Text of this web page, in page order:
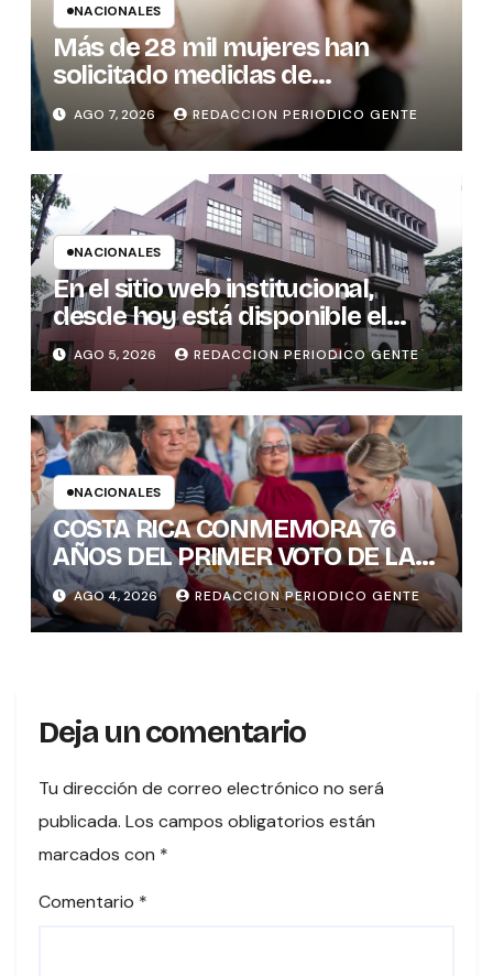
NACIONALES
Más de 28 mil mujeres han
solicitado medidas de
protección
AGO 7, 2026 REDACCION PERIODICO GENTE
NACIONALES
En el sitio web institucional,
desde hoy está disponible el
sistema “Matrimonio en Línea”
para los notarios del país
AGO 5, 2026 REDACCION PERIODICO GENTE
NACIONALES
COSTA RICA CONMEMORA 76
AÑOS DEL PRIMER VOTO DE LAS
MUJERES , INAMU BRINDA
HOMENAJE A UNA DE LAS
PRIMERAS MUJERES VOTANTES
AGO 4, 2026 REDACCION PERIODICO GENTE
Deja un comentario
Tu dirección de correo electrónico no será
publicada. Los campos obligatorios están
marcados con *
Comentario *